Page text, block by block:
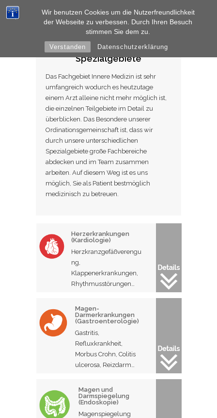
Wir benutzen Cookies um die Nutzerfreundlichkeit
der Webseite zu verbessen. Durch Ihren Besuch
stimmen Sie dem zu.
Verstanden Datenschutzerklärung
Spezialgebiete
Das Fachgebiet Innere Medizin ist sehr
umfangreich wodurch es heutzutage
einem Arzt alleine nicht mehr möglich ist,
die einzelnen Teilgebiete im Detail zu
überblicken. Das Besondere unserer
Ordinationsgemeinschaft ist, dass wir
durch unsere unterschiedlichen
Spezialgebiete große Fachbereiche
abdecken und im Team zusammen
arbeiten. Auf diesem Weg ist es uns
möglich, Sie als Patient bestmöglich
medizinisch zu betreuen.
Herzerkrankungen
(Kardiologie)
Herzkranzgefäßverengu
ng,
Klappenerkrankungen,
Rhythmusstörungen…
Magen-
Darmerkrankungen
(Gastroenterologie)
Gastritis,
Refluxkrankheit,
Morbus Crohn, Colitis
ulcerosa, Reizdarm…
Magen und
Darmspiegelung
(Endoskopie)
Magenspiegelung